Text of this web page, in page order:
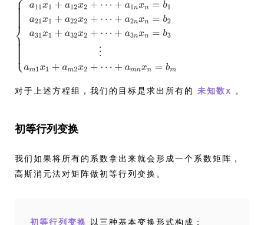
对于上述方程组，我们的目标是求出所有的 未知数x 。
初等行列变换
我们如果将所有的系数拿出来就会形成一个系数矩阵，
高斯消元法对矩阵做初等行列变换。
初等行列变换 以三种基本变换形式构成：